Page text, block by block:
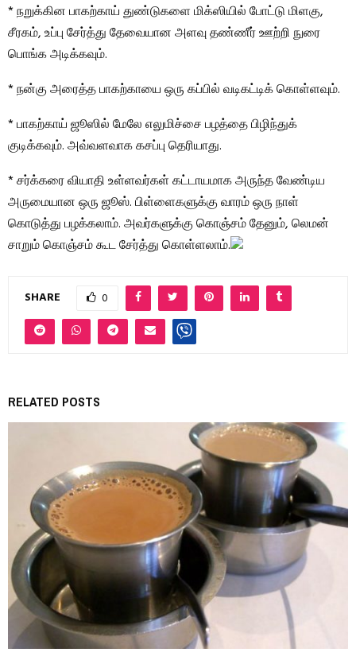
* நறுக்கின பாகற்காய் துண்டுகளை மிக்ஸியில் போட்டு மிளகு,
சீரகம், உப்பு சேர்த்து தேவையான அளவு தண்ணீர் ஊற்றி நுரை
பொங்க அடிக்கவும்.
* நன்கு அரைத்த பாகற்காயை ஒரு கப்பில் வடிகட்டிக் கொள்ளவும்.
* பாகற்காய் ஜூஸில் மேலே எலுமிச்சை பழத்தை பிழிந்துக்
குடிக்கவும். அவ்வளவாக கசப்பு தெரியாது.
* சர்க்கரை வியாதி உள்ளவர்கள் கட்டாயமாக அருந்த வேண்டிய
அருமையான ஒரு ஜூஸ். பிள்ளைகளுக்கு வாரம் ஒரு நாள்
கொடுத்து பழக்கலாம். அவர்களுக்கு கொஞ்சம் தேனும், லெமன்
சாறும் கொஞ்சம் கூட சேர்த்து கொள்ளலாம்.
SHARE 0
RELATED POSTS